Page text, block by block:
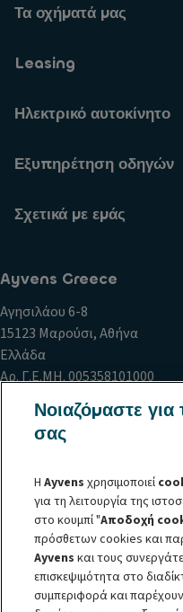
Τα οχήματά μας
Leasing
Ηλεκτρικό αυτοκίνητο
Εξυπηρέτηση οδηγών
Σχετικά με εμάς
Ayvens Greece
Αγησιλάου 6-8
15123 Μαρούσι, Αθήνα
Ελλάδα
Αρ. Γ.Ε.ΜΗ. 005358101000
Αρ. ΜΗΤΕ 0259E81000695401
Πολιτική Cookies
Δήλωση περί απορρήτου
Φόρμα Προστασίας
Κώδικας Δεοντολογίας
Eσωτερικός Δίαυλος
Όροι και προϋποθέσεις
Φιλικός Διακανονισμός και
Νοιαζόμαστε για
σας
ΗAyvens χρησιμοποιεί
για τη λειτουργία της
στο κουμπί "Αποδοχή
πρόσθετων cookies και
Ayvens και τους
επισκεψιμότητα στο
συμπεριφορά και